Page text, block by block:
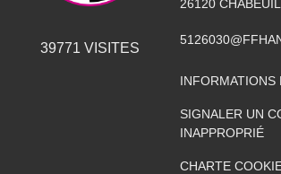
39771 VISITES
26120 CHABEUIL
INFORMATIONS
SIGNALER UN
INAPPROPRIÉ
CHARTE